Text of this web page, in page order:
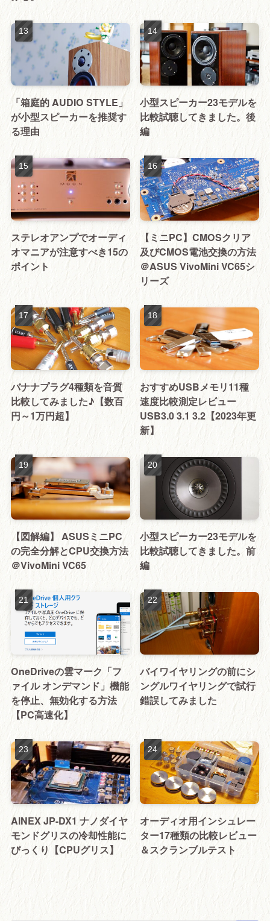
「箱庭的 AUDIO STYLE」
が小型スピーカーを推奨す
る理由
小型スピーカー23モデルを
比較試聴してきました。後
編
ステレオアンプでオーディ
オマニアが注意すべき15の
ポイント
【ミニPC】CMOSクリア
及びCMOS電池交換の方法
＠ASUS VivoMini VC65シ
リーズ
バナナプラグ4種類を音質
比較してみました♪【数百
円～1万円超】
おすすめUSBメモリ11種
速度比較測定レビュー
USB3.0 3.1 3.2【2023年更
新】
【図解編】 ASUSミニPC
の完全分解とCPU交換方法
＠VivoMini VC65
小型スピーカー23モデルを
比較試聴してきました。前
編
OneDriveの雲マーク「フ
ァイル オンデマンド」機能
を停止、無効化する方法
【PC高速化】
バイワイヤリングの前にシ
ングルワイヤリングで試行
錯誤してみました
AINEX JP-DX1 ナノダイヤ
モンドグリスの冷却性能に
びっくり【CPUグリス】
オーディオ用インシュレー
ター17種類の比較レビュー
＆スクランブルテスト